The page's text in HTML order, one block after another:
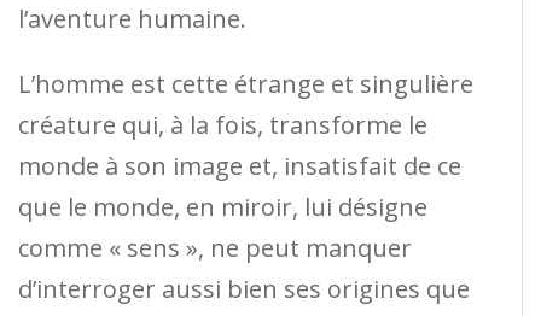
l’aventure humaine.
L’homme est cette étrange et singulière
créature qui, à la fois, transforme le
monde à son image et, insatisfait de ce
que le monde, en miroir, lui désigne
comme « sens », ne peut manquer
d’interroger aussi bien ses origines que